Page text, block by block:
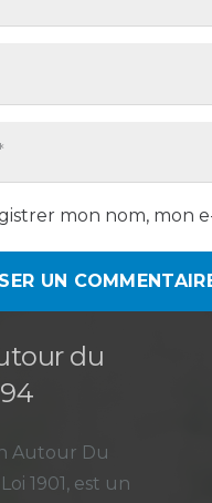
mon nom, mon
UN
du
Autour Du
Loi 1901, est un